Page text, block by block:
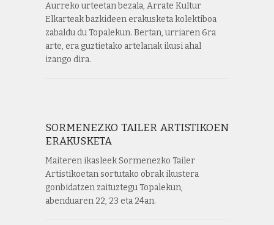
Aurreko urteetan bezala, Arrate Kultur
Elkarteak bazkideen erakusketa kolektiboa
zabaldu du Topalekun. Bertan, urriaren 6ra
arte, era guztietako artelanak ikusi ahal
izango dira.
SORMENEZKO TAILER ARTISTIKOEN
ERAKUSKETA
Maiteren ikasleek Sormenezko Tailer
Artistikoetan sortutako obrak ikustera
gonbidatzen zaituztegu Topalekun,
abenduaren 22, 23 eta 24an.